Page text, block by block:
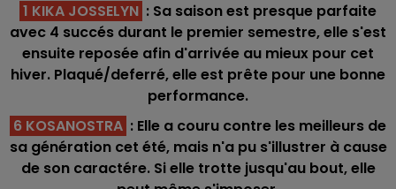
1 KIKA JOSSELYN : Sa saison est presque parfaite
avec 4 succés durant le premier semestre, elle s'est
ensuite reposée afin d'arrivée au mieux pour cet
hiver. Plaqué/deferré, elle est prête pour une bonne
performance.
6 KOSANOSTRA : Elle a couru contre les meilleurs de
sa génération cet été, mais n'a pu s'illustrer à cause
de son caractére. Si elle trotte jusqu'au bout, elle